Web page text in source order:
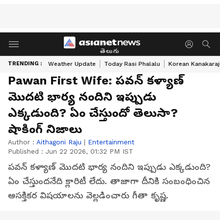
తెలుగు
TRENDING : Weather Update Today Rasi Phalalu Korean
Pawan First Wife: పవన్‌ కళ్యాణ్‌
మొదటి భార్య నందిని ఇప్పుడు
ఎక్కడుంది? ఏం చేస్తుందో తెలుసా?
షాకింగ్‌ నిజాలు
Author : Aithagoni Raju | Entertainment
Published : Jun 22 2026, 01:32 PM IST
పవన్‌ కళ్యాణ్‌ మొదటి భార్య నందిని ఇప్పుడు ఎక్కడుంది?
ఏం చేస్తుందనేది క్లారిటీ లేదు. తాజాగా దీనికి సంబంధించిన
ఆసక్తికర విషయాలను వెల్లడించారు గీతా కృష్ణ.